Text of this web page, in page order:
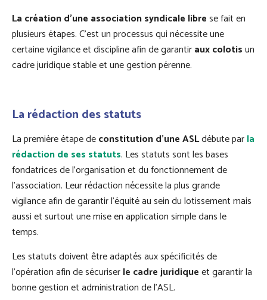
La création d’une association syndicale librese fait en
plusieurs étapes. C’est un processus qui nécessite une
certaine vigilance et discipline afin de garantiraux colotisun
cadre juridique stable et une gestion pérenne.
La rédaction des statuts
La première étape deconstitution d’une ASLdébute parla
rédaction de ses statuts. Les statuts sont les bases
fondatrices de l’organisation et du fonctionnement de
l’association. Leur rédaction nécessite la plus grande
vigilance afin de garantir l’équité au sein du lotissement mais
aussi et surtout une mise en application simple dans le
temps.
Les statuts doivent être adaptés aux spécificités de
l’opération afin de sécuriserle cadre juridiqueet garantir la
bonne gestion et administration de l’ASL.